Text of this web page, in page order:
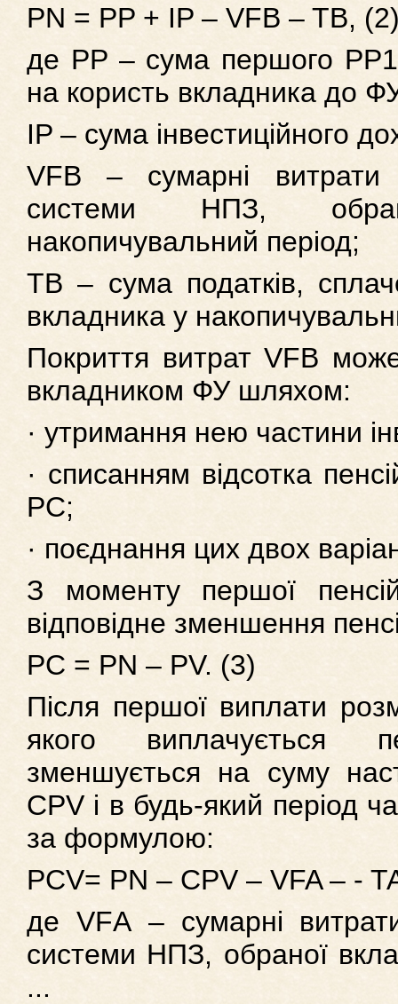
PN = PP + IP – VFB – TB,
де PP – сума першого РР1
на користь вкладника до
IP – сума інвестиційного
VFB – сумарні
системи НПЗ,
накопичувальний період;
TB – сума податків,
вкладника у
Покриття витрат VFВ
вкладником ФУ шляхом:
· утримання нею частини
· списанням відсотка
PC;
· поєднання цих двох
З моменту першої
відповідне зменшення
PC = PN – PV. (3)
Після першої виплати
якого виплачується
зменшується на суму
СPV і в будь-який період
за формулою:
РСV= PN – СPV – VFA – -
де VFА – сумарні
системи НПЗ, обраної
...